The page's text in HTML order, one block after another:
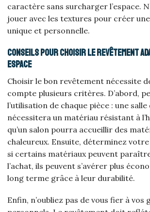
caractère sans surcharger l’espace.
jouer avec les textures pour créer
unique et personnelle.
Conseils pour choisir le revêtement
espace
Choisir le bon revêtement nécessite
compte plusieurs critères. D’abord,
l’utilisation de chaque pièce : une salle
nécessitera un matériau résistant à
qu’un salon pourra accueillir des
chaleureux. Ensuite, déterminez
si certains matériaux peuvent
l’achat, ils peuvent s’avérer plus
long terme grâce à leur durabilité.
Enfin, n’oubliez pas de vous fier à vos